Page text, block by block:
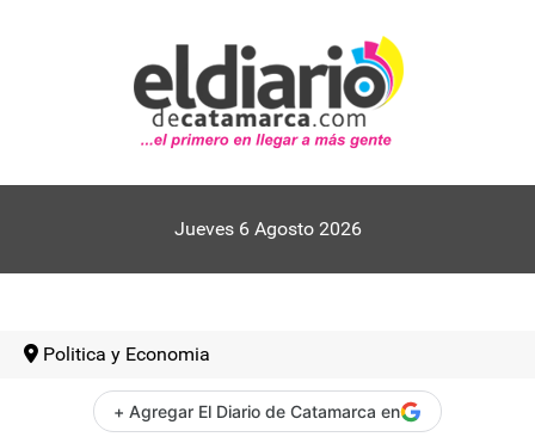
Jueves 6 Agosto 2026
Politica y Economia
+ Agregar El Diario de Catamarca en